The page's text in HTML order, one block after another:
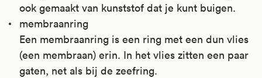
ook gemaakt van kunststof dat je kunt buigen.
membraanring
Een membraanring is een ring met een dun vlies
(een membraan) erin. In het vlies zitten een paar
gaten, net als bij de zeefring.